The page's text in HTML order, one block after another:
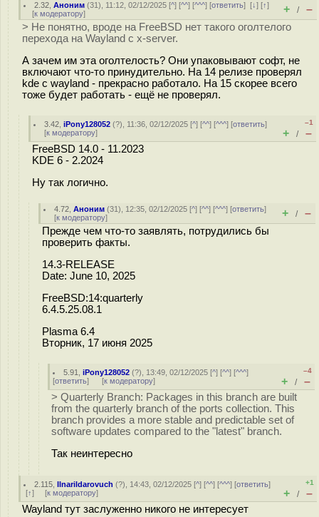
2.32 ,Аноним (31), 11:12, 02/12/2025 [^] [^^] [^^^] [ответить][↓] [↑]
[к модератору] + / –
> Не понятно, вроде на FreeBSD нет такого оголтелого
перехода на Wayland с x-server.
А зачем им эта оголтелость? Они упаковывают софт, не
включают что-то принудительно. На 14 релизе проверял
kde с wayland - прекрасно работало. На 15 скорее всего
тоже будет работать - ещё не проверял.
3.42 ,iPony128052 (?), 11:36, 02/12/2025 [^] [^^] [^^^] [ответить]
[к модератору]
–1
+ / –
FreeBSD 14.0 - 11.2023
KDE 6 - 2.2024
Ну так логично.
4.72 ,Аноним (31), 12:35, 02/12/2025 [^] [^^] [^^^] [ответить]
[к модератору] + / –
Прежде чем что-то заявлять, потрудились бы
проверить факты.
14.3-RELEASE
Date: June 10, 2025
FreeBSD:14:quarterly
6.4.5.25.08.1
Plasma 6.4
Вторник, 17 июня 2025
5.91 ,iPony128052 (?), 13:49, 02/12/2025 [^] [^^] [^^^]
[ответить] [к модератору]
–4
+ / –
> Quarterly Branch: Packages in this branch are built
from the quarterly branch of the ports collection. This
branch provides a more stable and predictable set of
software updates compared to the "latest" branch.
Так неинтересно
2.115 ,Ilnarildarovuch (?), 14:43, 02/12/2025 [^] [^^] [^^^] [ответить]
[↑] [к модератору]
+1
+ / –
Wayland тут заслуженно никого не интересует